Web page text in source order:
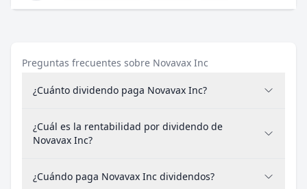
Preguntas frecuentes sobre Novavax Inc
¿Cuánto dividendo paga Novavax Inc?
¿Cuál es la rentabilidad por dividendo de
Novavax Inc?
¿Cuándo paga Novavax Inc dividendos?